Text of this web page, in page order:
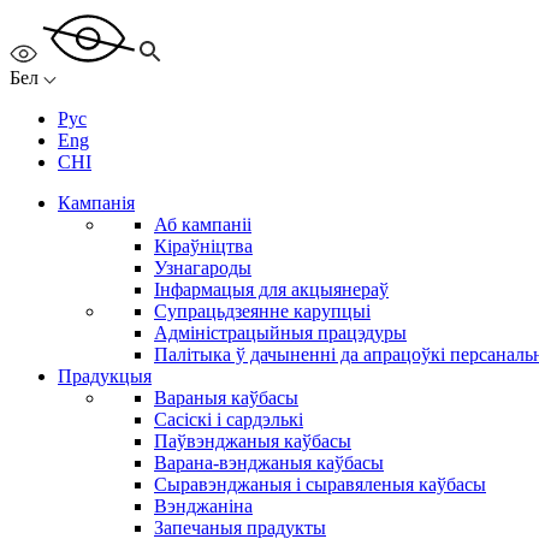
Бел
Рус
Eng
CHI
Кампанія
Аб кампаніі
Кіраўніцтва
Узнагароды
Інфармацыя для акцыянераў
Супрацьдзеянне карупцыі
Адміністрацыйныя працэдуры
Палітыка ў дачыненні да апрацоўкі
Прадукцыя
Вараныя каўбасы
Сасіскі і сардэлькі
Паўвэнджаныя каўбасы
Варана-вэнджаныя каўбасы
Сыравэнджаныя і сыравяленыя каўбасы
Вэнджаніна
Запечаныя прадукты